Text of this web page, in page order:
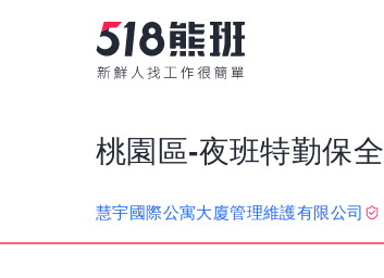
桃園區-夜班特勤保全
慧宇國際公寓大廈管理維護有限公司